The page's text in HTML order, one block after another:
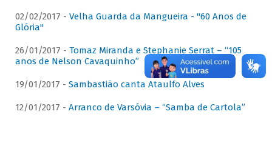
02/02/2017 - Velha Guarda da Mangueira - "60 Anos de
Glória"
26/01/2017 - Tomaz Miranda e Stephanie Serrat – “105
anos de Nelson Cavaquinho”
19/01/2017 - Sambastião canta Ataulfo Alves
12/01/2017 - Arranco de Varsóvia – “Samba de Cartola”